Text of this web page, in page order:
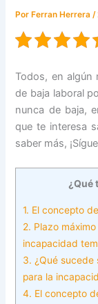
Por Ferran Herrera/
Todos, en algún
de baja laboral
nunca de baja,
que te interesa
saber más,
¿Qué
1. El concepto
2. Plazo
incapacidad
3. ¿Qué sucede
para la
4. El concepto